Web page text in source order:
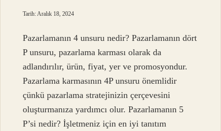
Tarih: Aralık 18, 2024
Pazarlamanın 4 unsuru nedir? Pazarlamanın dört
P unsuru, pazarlama karması olarak da
adlandırılır, ürün, fiyat, yer ve promosyondur.
Pazarlama karmasının 4P unsuru önemlidir
çünkü pazarlama stratejinizin çerçevesini
oluşturmanıza yardımcı olur. Pazarlamanın 5
P’si nedir? İşletmeniz için en iyi tanıtım